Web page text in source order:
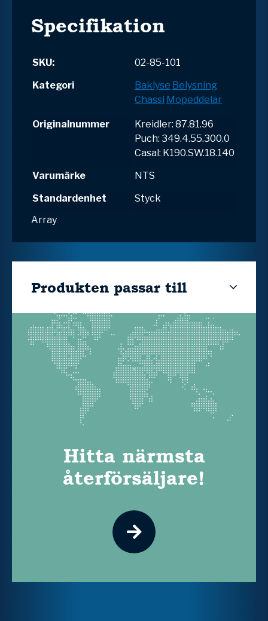
Specifikation
SKU:
02-85-101
Kategori
Baklyse Belysning
Chassi Mopeddelar
Originalnummer
Kreidler: 87.81.96
Puch: 349.4.55.300.0
Casal: K190.SW.18.140
Varumärke
NTS
Standardenhet
Styck
Array
Produkten passar till
Hitta närmsta
återförsäljare!